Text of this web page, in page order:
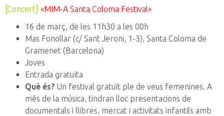
[Concert] «MIM-A Santa Coloma Festival»
16 de març, de les 11h30 a les 00h
Mas Fonollar (c/ Sant Jeroni, 1-3), Santa Coloma de
Gramenet (Barcelona)
Joves
Entrada gratuïta
Què és? Un festival gratuït ple de veus femenines. A
més de la música, tindran lloc presentacions de
documentals i llibres, mercat i activitats infantils amb